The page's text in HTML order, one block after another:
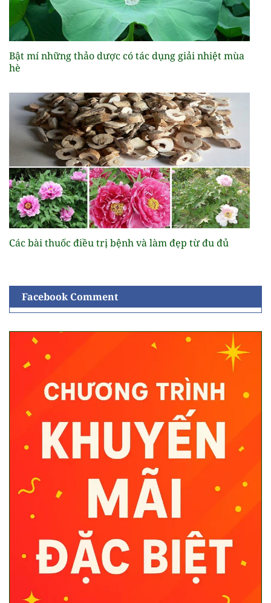
Bật mí những thảo dược có tác dụng giải nhiệt mùa
hè
Các bài thuốc điều trị bệnh và làm đẹp từ đu đủ
Facebook Comment